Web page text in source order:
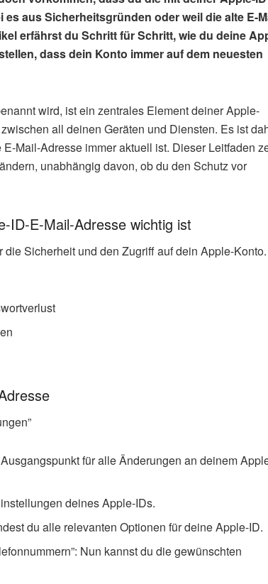
aus Sicherheitsgründen oder weil die alte E-
erfährst du Schritt für Schritt, wie du deine
dass dein Konto immer auf dem neuesten
wird, ist ein zentrales Element deiner Apple-
all deinen Geräten und Diensten. Es ist
Mail-Adresse immer aktuell ist. Dieser Leitfaden
unabhängig davon, ob du den Schutz vor
ID-E-Mail-Adresse wichtig ist
Sicherheit und den Zugriff auf dein Apple-
für alle Änderungen an deinem
deines Apple-IDs.
du alle relevanten Optionen für deine Apple-ID.
Nun kannst du die gewünschten